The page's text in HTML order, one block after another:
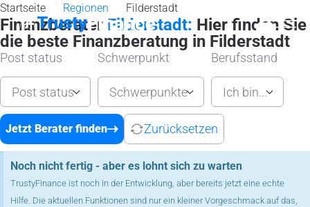
Startseite Regionen Filderstadt
Finanzberater Filderstadt: Hier finden Sie
die beste Finanzberatung in Filderstadt
Post status
Post status
Schwerpunkt
Schwerpunkte
Berufsstand
Ich bin...
Jetzt Berater finden Zurücksetzen
Noch nicht fertig - aber es lohnt sich zu warten
TrustyFinance ist noch in der Entwicklung, aber bereits jetzt eine echte
Hilfe. Die aktuellen Funktionen sind nur ein kleiner Vorgeschmack auf das,